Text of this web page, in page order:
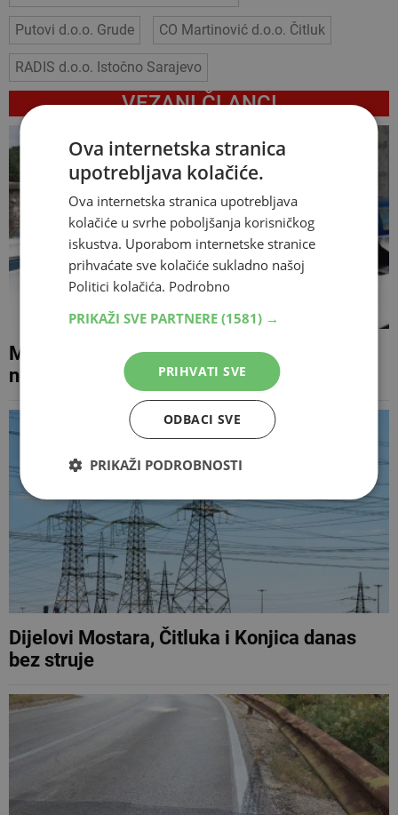
Putovi d.o.o. Grude CO Martinović d.o.o. Čitluk
RADIS d.o.o. Istočno Sarajevo
VEZANI ČLANCI
Motociklist teško ozlijeđen u prometnoj
nesreći na Tromeđi
Dijelovi Mostara, Čitluka i Konjica danas
bez struje
Ova internetska stranica
upotrebljava kolačiće.
Ova internetska stranica upotrebljava
kolačiće u svrhe poboljšanja korisničkog
iskustva. Uporabom internetske stranice
prihvaćate sve kolačiće sukladno našoj
Politici kolačića. Podrobno
PRIKAŽI SVE PARTNERE (1581) →
PRIHVATI SVE
ODBACI SVE
PRIKAŽI PODROBNOSTI